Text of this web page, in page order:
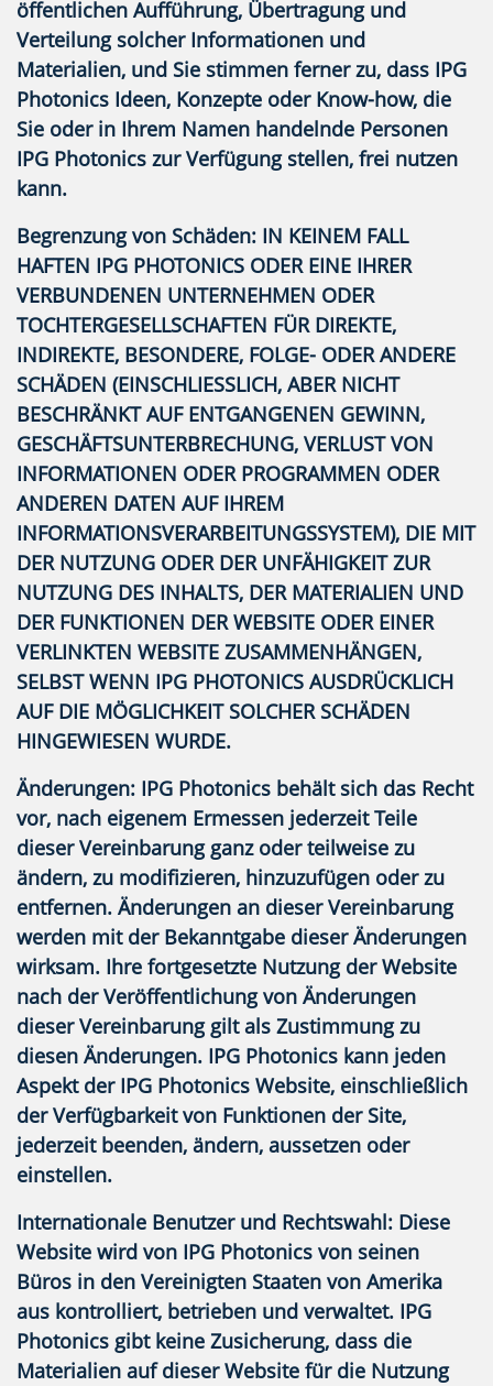
öffentlichen Aufführung, Übertragung und
Verteilung solcher Informationen und
Materialien, und Sie stimmen ferner zu, dass IPG
Photonics Ideen, Konzepte oder Know-how, die
Sie oder in Ihrem Namen handelnde Personen
IPG Photonics zur Verfügung stellen, frei nutzen
kann.
Begrenzung von Schäden: IN KEINEM FALL
HAFTEN IPG PHOTONICS ODER EINE IHRER
VERBUNDENEN UNTERNEHMEN ODER
TOCHTERGESELLSCHAFTEN FÜR DIREKTE,
INDIREKTE, BESONDERE, FOLGE- ODER ANDERE
SCHÄDEN (EINSCHLIESSLICH, ABER NICHT
BESCHRÄNKT AUF ENTGANGENEN GEWINN,
GESCHÄFTSUNTERBRECHUNG, VERLUST VON
INFORMATIONEN ODER PROGRAMMEN ODER
ANDEREN DATEN AUF IHREM
INFORMATIONSVERARBEITUNGSSYSTEM), DIE MIT
DER NUTZUNG ODER DER UNFÄHIGKEIT ZUR
NUTZUNG DES INHALTS, DER MATERIALIEN UND
DER FUNKTIONEN DER WEBSITE ODER EINER
VERLINKTEN WEBSITE ZUSAMMENHÄNGEN,
SELBST WENN IPG PHOTONICS AUSDRÜCKLICH
AUF DIE MÖGLICHKEIT SOLCHER SCHÄDEN
HINGEWIESEN WURDE.
Änderungen: IPG Photonics behält sich das Recht
vor, nach eigenem Ermessen jederzeit Teile
dieser Vereinbarung ganz oder teilweise zu
ändern, zu modifizieren, hinzuzufügen oder zu
entfernen. Änderungen an dieser Vereinbarung
werden mit der Bekanntgabe dieser Änderungen
wirksam. Ihre fortgesetzte Nutzung der Website
nach der Veröffentlichung von Änderungen
dieser Vereinbarung gilt als Zustimmung zu
diesen Änderungen. IPG Photonics kann jeden
Aspekt der IPG Photonics Website, einschließlich
der Verfügbarkeit von Funktionen der Site,
jederzeit beenden, ändern, aussetzen oder
einstellen.
Internationale Benutzer und Rechtswahl: Diese
Website wird von IPG Photonics von seinen
Büros in den Vereinigten Staaten von Amerika
aus kontrolliert, betrieben und verwaltet. IPG
Photonics gibt keine Zusicherung, dass die
Materialien auf dieser Website für die Nutzung